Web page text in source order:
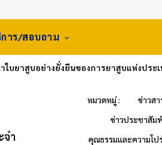
าร/สอบถาม
บยาสูบอย่างยั่งยืนของการยาสูบแห่งประ
จำ
หมวดหมู่ :
ข่าวส
ข่าวประชาสัม
คุณธรรมและความโป